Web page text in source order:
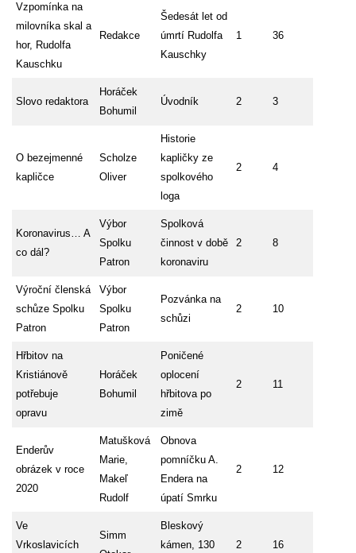
Vzpomínka na
milovníka skal a
hor, Rudolfa
Kauschku
Redakce
Šedesát let od
úmrtí Rudolfa
Kauschky
1 36
Slovo redaktora
Horáček
Bohumil
Úvodník 2 3
O bezejmenné
kapličce
Scholze
Oliver
Historie
kapličky ze
spolkového
loga
2 4
Koronavirus… A
co dál?
Výbor
Spolku
Patron
Spolková
činnost v době
koronaviru
2 8
Výroční členská
schůze Spolku
Patron
Výbor
Spolku
Patron
Pozvánka na
schůzi
2 10
Hřbitov na
Kristiánově
potřebuje
opravu
Horáček
Bohumil
Poničené
oplocení
hřbitova po
zimě
2 11
Enderův
obrázek v roce
2020
Matušková
Marie,
Makeľ
Rudolf
Obnova
pomníčku A.
Endera na
úpatí Smrku
2 12
Ve
Vrkoslavicích
Simm
Bleskový
kámen, 130
2 16